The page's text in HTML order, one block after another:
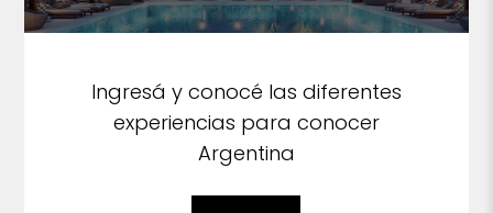
Ingresá y conocé las diferentes
experiencias para conocer
Argentina